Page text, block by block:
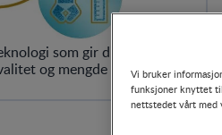
som gir ditt barn en
og mengde protein.
Vi bruker
funksjoner knyttet
nettstedet vårt med